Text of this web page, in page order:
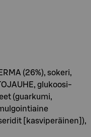
(26%), sokeri,
glukoosi-
(guarkumi,
[kasviperäinen]),